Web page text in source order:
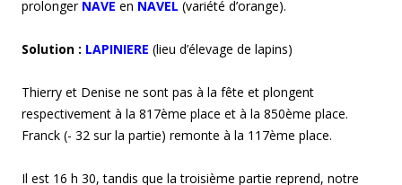
prolonger NAVE en NAVEL (variété d’orange).
Solution : LAPINIERE (lieu d’élevage de lapins)
Thierry et Denise ne sont pas à la fête et plongent
respectivement à la 817ème place et à la 850ème place.
Franck (- 32 sur la partie) remonte à la 117ème place.
Il est 16 h 30, tandis que la troisième partie reprend, notre